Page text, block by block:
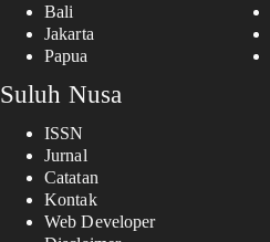
Bali
Jakarta
Papua
Suluh Nusa
ISSN
Jurnal
Catatan
Kontak
Web Developer